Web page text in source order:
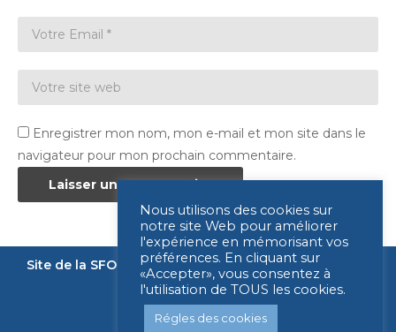
Enregistrer mon nom, mon e-mail et mon site dans le
navigateur pour mon prochain commentaire.
Site de la SFORL Nous contacter Mentions légales
Légende
Nous utilisons des cookies sur
notre site Web pour améliorer
l'expérience en mémorisant vos
préférences. En cliquant sur
«Accepter», vous consentez à
l'utilisation de TOUS les cookies.
Régles des cookies